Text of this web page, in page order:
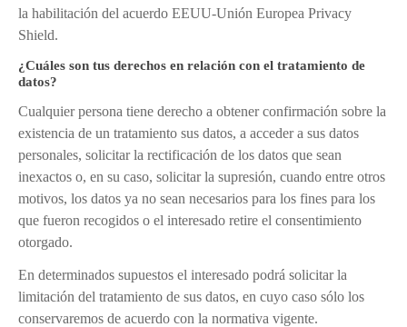
la habilitación del acuerdo EEUU-Unión Europea Privacy
Shield.
¿Cuáles son tus derechos en relación con el tratamiento de
datos?
Cualquier persona tiene derecho a obtener confirmación sobre la
existencia de un tratamiento sus datos, a acceder a sus datos
personales, solicitar la rectificación de los datos que sean
inexactos o, en su caso, solicitar la supresión, cuando entre otros
motivos, los datos ya no sean necesarios para los fines para los
que fueron recogidos o el interesado retire el consentimiento
otorgado.
En determinados supuestos el interesado podrá solicitar la
limitación del tratamiento de sus datos, en cuyo caso sólo los
conservaremos de acuerdo con la normativa vigente.